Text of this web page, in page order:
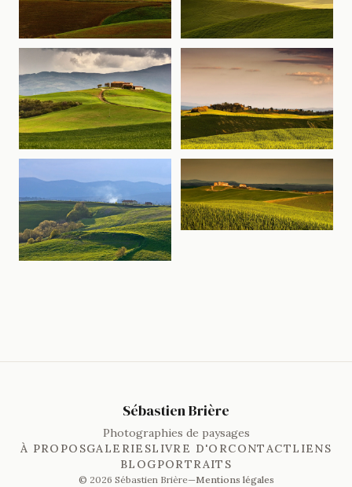
Sébastien Brière
Photographies de paysages
À PROPOSGALERIESLIVRE D'ORCONTACTLIENS
BLOGPORTRAITS
© 2026 Sébastien Brière—Mentions légales